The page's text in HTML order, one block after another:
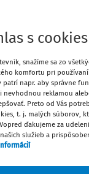
o
BOZPO, s. r. o.,
2007 Z. z. o
v znení
30. 10. 2025
s cookies
snažíme sa zo
komfortu pri
patrí napr. aby správne
nevhodnou reklamou
Preto od Vás
t. j. malých súborov,
ďakujeme za
služieb a